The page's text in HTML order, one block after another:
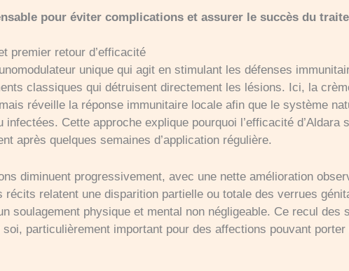
pour éviter complications et assurer le succès du
premier retour d’efficacité
unique qui agit en stimulant les défenses
classiques qui détruisent directement les lésions. Ici, la
réveille la réponse immunitaire locale afin que le système
Cette approche explique pourquoi l’efficacité d’Aldara
après quelques semaines d’application régulière.
diminuent progressivement, avec une nette amélioration
relatent une disparition partielle ou totale des verrues
soulagement physique et mental non négligeable. Ce recul des
particulièrement important pour des affections pouvant porter